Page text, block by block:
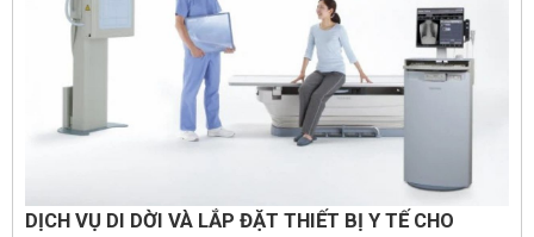
DỊCH VỤ DI DỜI VÀ LẮP ĐẶT THIẾT BỊ Y TẾ CHO